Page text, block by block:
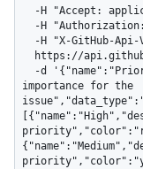
importance for the